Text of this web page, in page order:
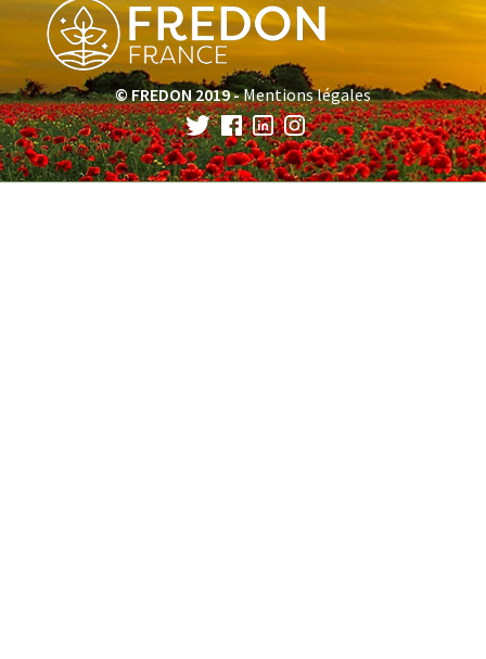
© FREDON 2019 -Mentions légales